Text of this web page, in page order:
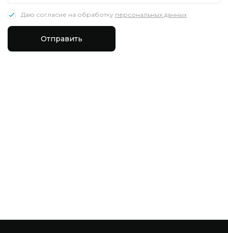
Даю согласие на обработку персональных данных
Отправить